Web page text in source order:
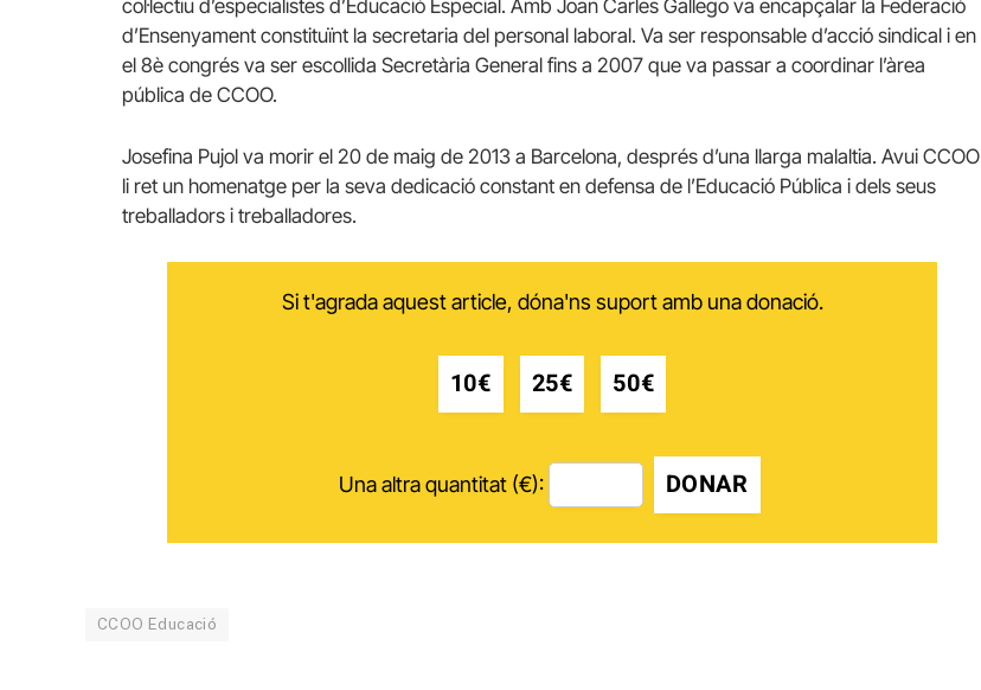
col·lectiu d’especialistes d’Educació Especial. Amb Joan Carles Gallego va encapçalar la Federació
d’Ensenyament constituïnt la secretaria del personal laboral. Va ser responsable d’acció sindical i en
el 8è congrés va ser escollida Secretària General fins a 2007 que va passar a coordinar l’àrea
pública de CCOO.
Josefina Pujol va morir el 20 de maig de 2013 a Barcelona, després d’una llarga malaltia. Avui CCOO
li ret un homenatge per la seva dedicació constant en defensa de l’Educació Pública i dels seus
treballadors i treballadores.
Si t'agrada aquest article, dóna'ns suport amb una donació.
10€ 25€ 50€
Una altra quantitat (€): DONAR
CCOO Educació